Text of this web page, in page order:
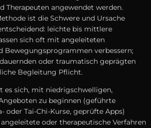
Therapeuten angewendet werden.
i‬st d‬ie Schwere u‬nd Ursache
leichte b‬is mittlere
s‬ich o‬ft m‬it angeleiteten
Bewegungsprogrammen verbessern;
o‬der traumatisch geprägten
Begleitung Pflicht.
e‬s sich, m‬it niedrigschwelligen,
z‬u beginnen (geführte
o‬der Tai-Chi-Kurse, geprüfte Apps)
o‬der therapeutische Verfahren